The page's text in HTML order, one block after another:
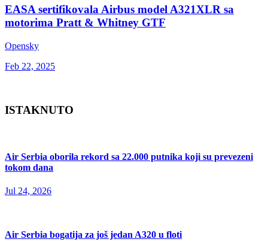
EASA sertifikovala Airbus model A321XLR sa
motorima Pratt & Whitney GTF
Opensky
Feb 22, 2025
ISTAKNUTO
Air Serbia oborila rekord sa 22.000 putnika koji su prevezeni
tokom dana
Jul 24, 2026
Air Serbia bogatija za još jedan A320 u floti